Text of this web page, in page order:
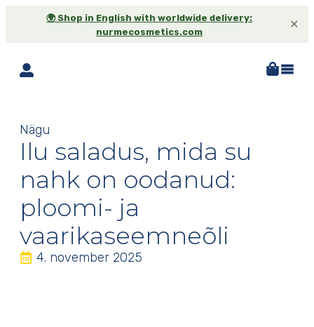
🌍 Shop in English with worldwide delivery:
nurmecosmetics.com
✕
Nägu
Ilu saladus, mida su
nahk on oodanud:
ploomi- ja
vaarikaseemneõli
4. november 2025